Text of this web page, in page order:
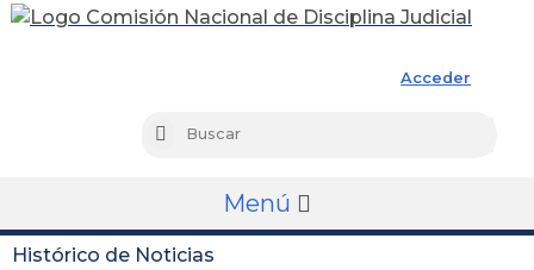
Acceder
Buscar
Menú
Histórico de Noticias